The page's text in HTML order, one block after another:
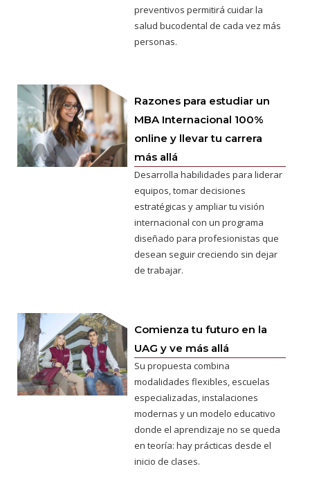
preventivos permitirá cuidar la
salud bucodental de cada vez más
personas.
Razones para estudiar un
MBA Internacional 100%
online y llevar tu carrera
más allá
Desarrolla habilidades para liderar
equipos, tomar decisiones
estratégicas y ampliar tu visión
internacional con un programa
diseñado para profesionistas que
desean seguir creciendo sin dejar
de trabajar.
Comienza tu futuro en la
UAG y ve más allá
Su propuesta combina
modalidades flexibles, escuelas
especializadas, instalaciones
modernas y un modelo educativo
donde el aprendizaje no se queda
en teoría: hay prácticas desde el
inicio de clases.